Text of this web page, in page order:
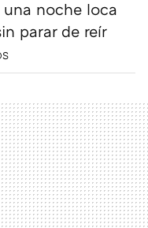
una noche loca
parar de reír